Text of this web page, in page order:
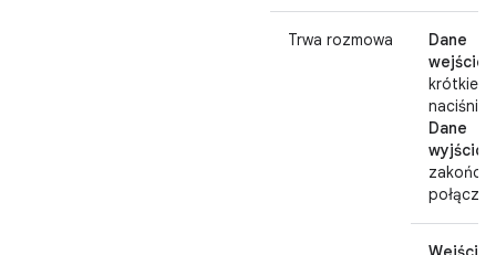
Trwa rozmowa
Dane
krótkie
Dane